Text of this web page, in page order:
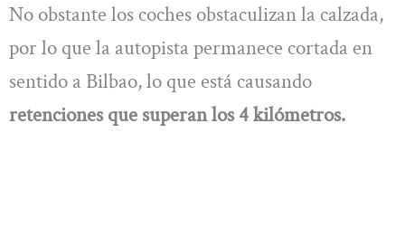
No obstante los coches obstaculizan la calzada,
por lo que la autopista permanece cortada en
sentido a Bilbao, lo que está causando
retenciones que superan los 4 kilómetros.